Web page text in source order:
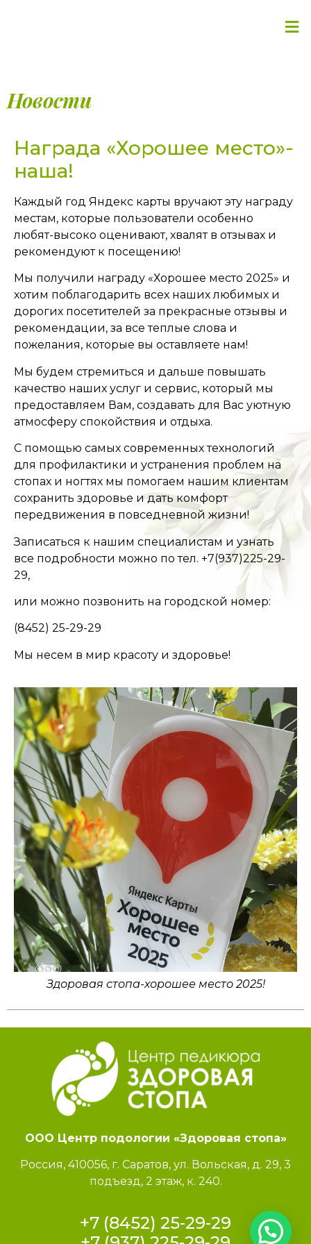
Новости
Награда «Хорошее место»-
наша!
Каждый год Яндекс карты вручают эту награду
местам, которые пользователи особенно
любят-высоко оценивают, хвалят в отзывах и
рекомендуют к посещению!
Мы получили награду «Хорошее место 2025» и
хотим поблагодарить всех наших любимых и
дорогих посетителей за прекрасные отзывы и
рекомендации, за все теплые слова и
пожелания, которые вы оставляете нам!
Мы будем стремиться и дальше повышать
качество наших услуг и сервис, который мы
предоставляем Вам, создавать для Вас уютную
атмосферу спокойствия и отдыха.
С помощью самых современных технологий
для профилактики и устранения проблем на
стопах и ногтях мы помогаем нашим клиентам
сохранить здоровье и дать комфорт
передвижения в повседневной жизни!
Записаться к нашим специалистам и узнать
все подробности можно по тел. +7(937)225-29-
29,
или можно позвонить на городской номер:
(8452) 25-29-29
Мы несем в мир красоту и здоровье!
Здоровая стопа-хорошее место 2025!
ООО Центр подологии «Здоровая стопа»
Россия, 410056, г. Саратов, ул. Вольская, д. 29, 3
подъезд, 2 этаж, к. 240.
+7 (8452) 25-29-29